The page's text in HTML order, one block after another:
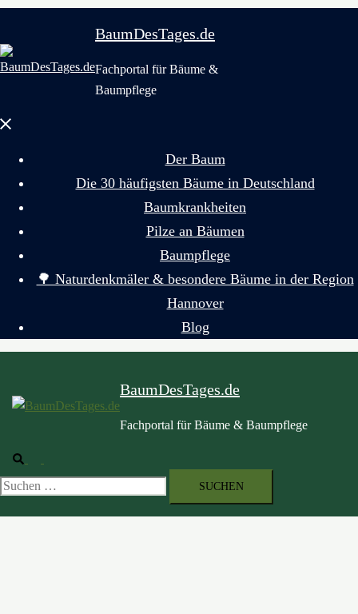
BaumDesTages.de
Fachportal für Bäume &
Baumpflege
Menü
Der Baum
Die 30 häufigsten Bäume in Deutschland
Baumkrankheiten
Pilze an Bäumen
Baumpflege
🌳 Naturdenkmäler & besondere Bäume in der Region
Hannover
Blog
BaumDesTages.de
Fachportal für Bäume & Baumpflege
Suche
umschalten
Suchen